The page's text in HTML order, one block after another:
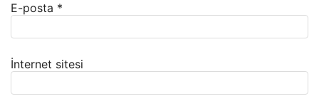
E-posta *
İnternet sitesi